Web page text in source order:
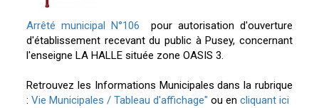
Arrêté municipal N°106 pour autorisation d'ouverture
d'établissement recevant du public à Pusey, concernant
l'enseigne LA HALLE située zone OASIS 3.
Retrouvez les Informations Municipales dans la rubrique
:Vie Municipales / Tableau d'affichage"ou en cliquant ici